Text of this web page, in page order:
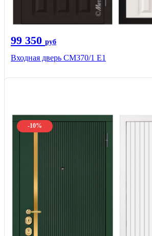
99 350 руб
Входная дверь СМ370/1 Е1
-10%